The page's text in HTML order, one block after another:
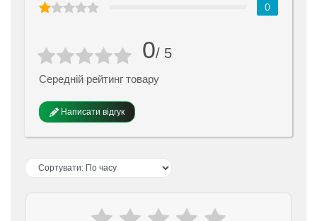
0/ 5
Середній рейтинг товару
Написати відгук
0